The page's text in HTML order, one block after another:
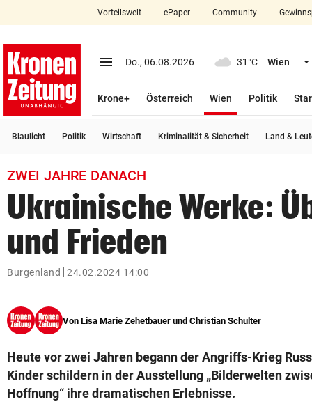
closeSchließen
account_circle Anmelden
arrow_right
bookmark
search
Suchbegriff
eingeben
© Krone Multimedia GmbH & Co KG 2026
Vorteilswelt ePaper Community
menu Menü aufklappen
Do., 06.08.2026 31°C Wien
Krone+ Österreich Wien
Politik
Blaulicht Politik Wirtschaft Kriminalität & Sicherheit Land &
ZWEI JAHRE DANACH
Ukrainische Werke:
und Frieden
Burgenland 24.02.2024 14:00
Von Lisa Marie Zehetbauer und Christian Schulter
Heute vor zwei Jahren begann der Angriffs-Krieg
Kinder schildern in der Ausstellung „Bilderwelten
Hoffnung“ ihre dramatischen Erlebnisse.